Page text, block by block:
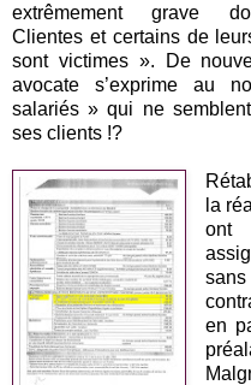
extrêmement grave
Clientes et certains de
sont victimes ». De
avocate s’exprime au
salariés » qui ne
ses clients !?
la
en